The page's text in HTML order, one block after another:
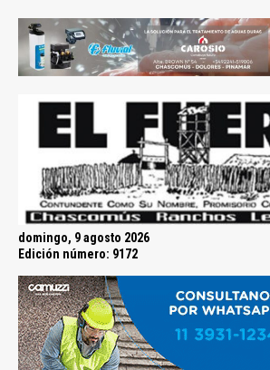
domingo, 9 agosto 2026
Edición número: 9172